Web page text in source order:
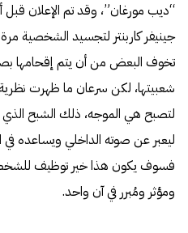
“ديب مورغان”، وقد تم الإعلان
جينيفر كاربنتر لتجسيد الشخصية
تخوف البعض من أن يتم إقحامها
شعبيتها، لكن سرعان ما ظهرت
لتصبح هي الموجه، ذلك الشبح
ليعبر عن صوته الداخلي ويساعده
فسوف يكون هذا خير توظيف
ومؤثر ومُبرر في آن واحد.